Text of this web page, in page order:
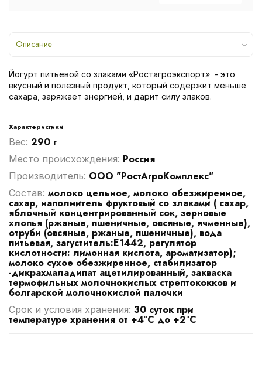
Описание
Йогурт питьевой со злаками «Ростагроэкспорт» - это
вкусный и полезный продукт, который содержит меньше
сахара, заряжает энергией, и дарит силу злаков.
Характеристики
Вес: 290 г
Место происхождения: Россия
Производитель: ООО "РостАгроКомплекс"
Cостав: молоко цельное, молоко обезжиренное,
сахар, наполнитель фруктовый со злаками ( сахар,
яблочный концентрированный сок, зерновые
хлопья (ржаные, пшеничные, овсяные, ячменные),
отруби (овсяные, ржаные, пшеничные), вода
питьевая, загуститель:Е1442, регулятор
кислотности: лимонная кислота, ароматизатор);
молоко сухое обезжиренное, стабилизатор
-дикрахмаладипат ацетилированный, закваска
термофильных молочнокислых стрептококков и
болгарской молочнокислой палочки
Срок и условия хранения: 30 суток при
температуре хранения от +4°C до +2°C